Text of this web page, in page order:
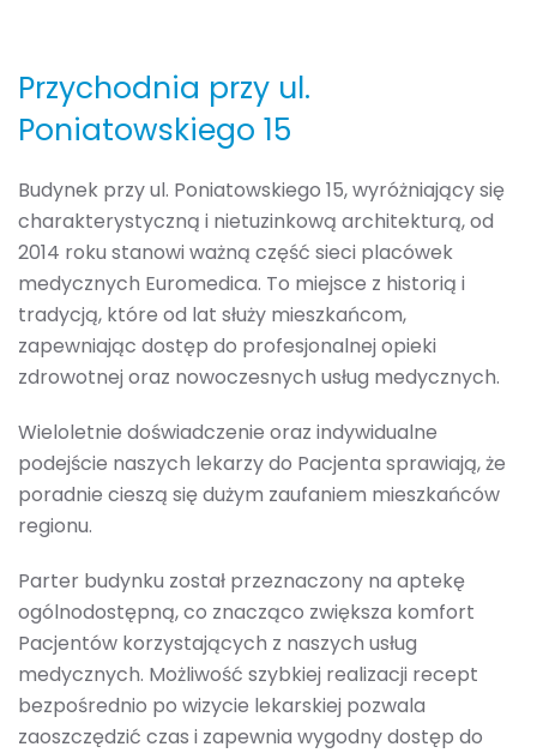
Przychodnia przy ul.
Poniatowskiego 15
Budynek przy ul. Poniatowskiego 15, wyróżniający się
charakterystyczną i nietuzinkową architekturą, od
2014 roku stanowi ważną część sieci placówek
medycznych Euromedica. To miejsce z historią i
tradycją, które od lat służy mieszkańcom,
zapewniając dostęp do profesjonalnej opieki
zdrowotnej oraz nowoczesnych usług medycznych.
Wieloletnie doświadczenie oraz indywidualne
podejście naszych lekarzy do Pacjenta sprawiają, że
poradnie cieszą się dużym zaufaniem mieszkańców
regionu.
Parter budynku został przeznaczony na aptekę
ogólnodostępną, co znacząco zwiększa komfort
Pacjentów korzystających z naszych usług
medycznych. Możliwość szybkiej realizacji recept
bezpośrednio po wizycie lekarskiej pozwala
zaoszczędzić czas i zapewnia wygodny dostęp do